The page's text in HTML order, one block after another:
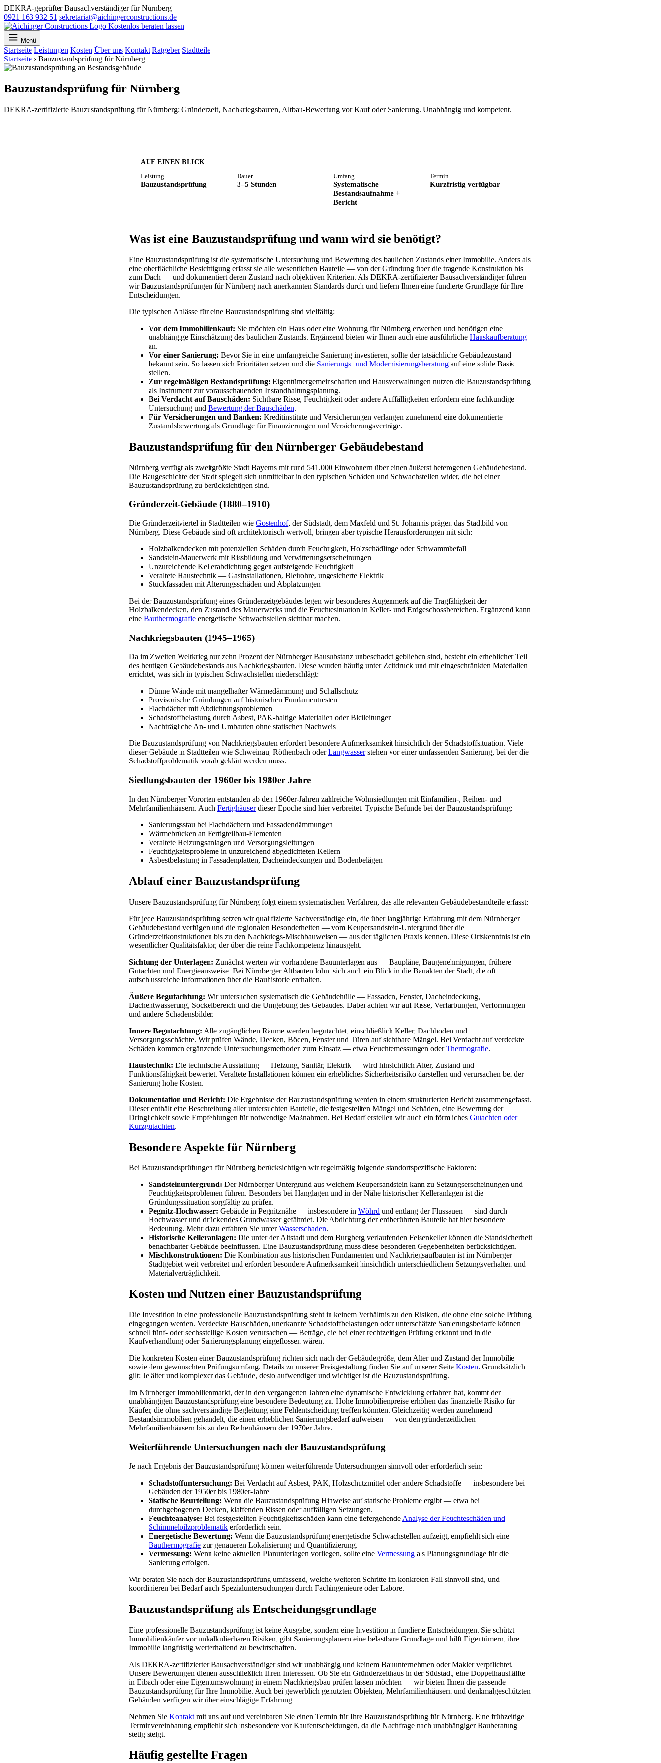
DEKRA-geprüfter Bausachverständiger für Nürnberg
0921 163 932 51 sekretariat@aichingerconstructions.de
Kostenlos beraten lassen
Menü
Startseite Leistungen Kosten Über uns Kontakt Ratgeber Stadtteile
Startseite › Bauzustandsprüfung für Nürnberg
Bauzustandsprüfung für Nürnberg
DEKRA-zertifizierte Bauzustandsprüfung für Nürnberg: Gründerzeit, Nachkriegsbauten, Altbau-Bewertung vor Kauf oder Sanierung. Unabhängig und kompetent.
AUF EINEN BLICK
Leistung
Bauzustandsprüfung
Dauer
3–5 Stunden
Umfang
Systematische
Bestandsaufnahme +
Bericht
Termin
Kurzfristig verfügbar
Was ist eine Bauzustandsprüfung und wann wird sie benötigt?
Eine Bauzustandsprüfung ist die systematische Untersuchung und Bewertung des baulichen Zustands einer Immobilie. Anders als
eine oberflächliche Besichtigung erfasst sie alle wesentlichen Bauteile — von der Gründung über die tragende Konstruktion bis
zum Dach — und dokumentiert deren Zustand nach objektiven Kriterien. Als DEKRA-zertifizierter Bausachverständiger führen
wir Bauzustandsprüfungen für Nürnberg nach anerkannten Standards durch und liefern Ihnen eine fundierte Grundlage für Ihre
Entscheidungen.
Die typischen Anlässe für eine Bauzustandsprüfung sind vielfältig:
Vor dem Immobilienkauf: Sie möchten ein Haus oder eine Wohnung für Nürnberg erwerben und benötigen eine
unabhängige Einschätzung des baulichen Zustands. Ergänzend bieten wir Ihnen auch eine ausführliche Hauskaufberatung
an.
Vor einer Sanierung: Bevor Sie in eine umfangreiche Sanierung investieren, sollte der tatsächliche Gebäudezustand
bekannt sein. So lassen sich Prioritäten setzen und die Sanierungs- und Modernisierungsberatung auf eine solide Basis
stellen.
Zur regelmäßigen Bestandsprüfung: Eigentümergemeinschaften und Hausverwaltungen nutzen die Bauzustandsprüfung
als Instrument zur vorausschauenden Instandhaltungsplanung.
Bei Verdacht auf Bauschäden: Sichtbare Risse, Feuchtigkeit oder andere Auffälligkeiten erfordern eine fachkundige
Untersuchung und Bewertung der Bauschäden.
Für Versicherungen und Banken: Kreditinstitute und Versicherungen verlangen zunehmend eine dokumentierte
Zustandsbewertung als Grundlage für Finanzierungen und Versicherungsverträge.
Bauzustandsprüfung für den Nürnberger Gebäudebestand
Nürnberg verfügt als zweitgrößte Stadt Bayerns mit rund 541.000 Einwohnern über einen äußerst heterogenen Gebäudebestand.
Die Baugeschichte der Stadt spiegelt sich unmittelbar in den typischen Schäden und Schwachstellen wider, die bei einer
Bauzustandsprüfung zu berücksichtigen sind.
Gründerzeit-Gebäude (1880–1910)
Die Gründerzeitviertel in Stadtteilen wie Gostenhof, der Südstadt, dem Maxfeld und St. Johannis prägen das Stadtbild von
Nürnberg. Diese Gebäude sind oft architektonisch wertvoll, bringen aber typische Herausforderungen mit sich:
Holzbalkendecken mit potenziellen Schäden durch Feuchtigkeit, Holzschädlinge oder Schwammbefall
Sandstein-Mauerwerk mit Rissbildung und Verwitterungserscheinungen
Unzureichende Kellerabdichtung gegen aufsteigende Feuchtigkeit
Veraltete Haustechnik — Gasinstallationen, Bleirohre, ungesicherte Elektrik
Stuckfassaden mit Alterungsschäden und Abplatzungen
Bei der Bauzustandsprüfung eines Gründerzeitgebäudes legen wir besonderes Augenmerk auf die Tragfähigkeit der
Holzbalkendecken, den Zustand des Mauerwerks und die Feuchtesituation in Keller- und Erdgeschossbereichen. Ergänzend kann
eine Bauthermografie energetische Schwachstellen sichtbar machen.
Nachkriegsbauten (1945–1965)
Da im Zweiten Weltkrieg nur zehn Prozent der Nürnberger Bausubstanz unbeschadet geblieben sind, besteht ein erheblicher Teil
des heutigen Gebäudebestands aus Nachkriegsbauten. Diese wurden häufig unter Zeitdruck und mit eingeschränkten Materialien
errichtet, was sich in typischen Schwachstellen niederschlägt:
Dünne Wände mit mangelhafter Wärmedämmung und Schallschutz
Provisorische Gründungen auf historischen Fundamentresten
Flachdächer mit Abdichtungsproblemen
Schadstoffbelastung durch Asbest, PAK-haltige Materialien oder Bleileitungen
Nachträgliche An- und Umbauten ohne statischen Nachweis
Die Bauzustandsprüfung von Nachkriegsbauten erfordert besondere Aufmerksamkeit hinsichtlich der Schadstoffsituation. Viele
dieser Gebäude in Stadtteilen wie Schweinau, Röthenbach oderLangwasserstehen vor einer umfassenden Sanierung, bei der die
Schadstoffproblematik vorab geklärt werden muss.
Siedlungsbauten der 1960er bis 1980er Jahre
In den Nürnberger Vororten entstanden ab den 1960er-Jahren zahlreiche Wohnsiedlungen mit Einfamilien-, Reihen- und
Mehrfamilienhäusern. Auch Fertighäuserdieser Epoche sind hier verbreitet. Typische Befunde bei der Bauzustandsprüfung:
Sanierungsstau bei Flachdächern und Fassadendämmungen
Wärmebrücken an Fertigteilbau-Elementen
Veraltete Heizungsanlagen und Versorgungsleitungen
Feuchtigkeitsprobleme in unzureichend abgedichteten Kellern
Asbestbelastung in Fassadenplatten, Dacheindeckungen und Bodenbelägen
Ablauf einer Bauzustandsprüfung
Unsere Bauzustandsprüfung für Nürnberg folgt einem systematischen Verfahren, das alle relevanten Gebäudebestandteile erfasst:
Für jede Bauzustandsprüfung setzen wir qualifizierte Sachverständige ein, die über langjährige Erfahrung mit dem Nürnberger
Gebäudebestand verfügen und die regionalen Besonderheiten — vom Keupersandstein-Untergrund über die
Gründerzeitkonstruktionen bis zu den Nachkriegs-Mischbauweisen — aus der täglichen Praxis kennen. Diese Ortskenntnis ist ein
wesentlicher Qualitätsfaktor, der über die reine Fachkompetenz hinausgeht.
Sichtung der Unterlagen: Zunächst werten wir vorhandene Bauunterlagen aus — Baupläne, Baugenehmigungen, frühere
Gutachten und Energieausweise. Bei Nürnberger Altbauten lohnt sich auch ein Blick in die Bauakten der Stadt, die oft
aufschlussreiche Informationen über die Bauhistorie enthalten.
Äußere Begutachtung: Wir untersuchen systematisch die Gebäudehülle — Fassaden, Fenster, Dacheindeckung,
Dachentwässerung, Sockelbereich und die Umgebung des Gebäudes. Dabei achten wir auf Risse, Verfärbungen, Verformungen
und andere Schadensbilder.
Innere Begutachtung: Alle zugänglichen Räume werden begutachtet, einschließlich Keller, Dachboden und
Versorgungsschächte. Wir prüfen Wände, Decken, Böden, Fenster und Türen auf sichtbare Mängel. Bei Verdacht auf verdeckte
Schäden kommen ergänzende Untersuchungsmethoden zum Einsatz — etwa Feuchtemessungen oderThermografie.
Haustechnik: Die technische Ausstattung — Heizung, Sanitär, Elektrik — wird hinsichtlich Alter, Zustand und
Funktionsfähigkeit bewertet. Veraltete Installationen können ein erhebliches Sicherheitsrisiko darstellen und verursachen bei der
Sanierung hohe Kosten.
Dokumentation und Bericht: Die Ergebnisse der Bauzustandsprüfung werden in einem strukturierten Bericht zusammengefasst.
Dieser enthält eine Beschreibung aller untersuchten Bauteile, die festgestellten Mängel und Schäden, eine Bewertung der
Dringlichkeit sowie Empfehlungen für notwendige Maßnahmen. Bei Bedarf erstellen wir auch ein förmliches Gutachten oder
Kurzgutachten.
Besondere Aspekte für Nürnberg
Bei Bauzustandsprüfungen für Nürnberg berücksichtigen wir regelmäßig folgende standortspezifische Faktoren:
Sandsteinuntergrund: Der Nürnberger Untergrund aus weichem Keupersandstein kann zu Setzungserscheinungen und
Feuchtigkeitsproblemen führen. Besonders bei Hanglagen und in der Nähe historischer Kelleranlagen ist die
Gründungssituation sorgfältig zu prüfen.
Pegnitz-Hochwasser: Gebäude in Pegnitznähe — insbesondere in Wöhrd und entlang der Flussauen — sind durch
Hochwasser und drückendes Grundwasser gefährdet. Die Abdichtung der erdberührten Bauteile hat hier besondere
Bedeutung. Mehr dazu erfahren Sie unterWasserschaden.
Historische Kelleranlagen: Die unter der Altstadt und dem Burgberg verlaufenden Felsenkeller können die Standsicherheit
benachbarter Gebäude beeinflussen. Eine Bauzustandsprüfung muss diese besonderen Gegebenheiten berücksichtigen.
Mischkonstruktionen: Die Kombination aus historischen Fundamenten und Nachkriegsaufbauten ist im Nürnberger
Stadtgebiet weit verbreitet und erfordert besondere Aufmerksamkeit hinsichtlich unterschiedlichem Setzungsverhalten und
Materialverträglichkeit.
Kosten und Nutzen einer Bauzustandsprüfung
Die Investition in eine professionelle Bauzustandsprüfung steht in keinem Verhältnis zu den Risiken, die ohne eine solche Prüfung
eingegangen werden. Verdeckte Bauschäden, unerkannte Schadstoffbelastungen oder unterschätzte Sanierungsbedarfe können
schnell fünf- oder sechsstellige Kosten verursachen — Beträge, die bei einer rechtzeitigen Prüfung erkannt und in die
Kaufverhandlung oder Sanierungsplanung eingeflossen wären.
Die konkreten Kosten einer Bauzustandsprüfung richten sich nach der Gebäudegröße, dem Alter und Zustand der Immobilie
sowie dem gewünschten Prüfungsumfang. Details zu unserer Preisgestaltung finden Sie auf unserer Seite Kosten. Grundsätzlich
gilt: Je älter und komplexer das Gebäude, desto aufwendiger und wichtiger ist die Bauzustandsprüfung.
Im Nürnberger Immobilienmarkt, der in den vergangenen Jahren eine dynamische Entwicklung erfahren hat, kommt der
unabhängigen Bauzustandsprüfung eine besondere Bedeutung zu. Hohe Immobilienpreise erhöhen das finanzielle Risiko für
Käufer, die ohne sachverständige Begleitung eine Fehlentscheidung treffen könnten. Gleichzeitig werden zunehmend
Bestandsimmobilien gehandelt, die einen erheblichen Sanierungsbedarf aufweisen — von den gründerzeitlichen
Mehrfamilienhäusern bis zu den Reihenhäusern der 1970er-Jahre.
Weiterführende Untersuchungen nach der Bauzustandsprüfung
Je nach Ergebnis der Bauzustandsprüfung können weiterführende Untersuchungen sinnvoll oder erforderlich sein:
Schadstoffuntersuchung: Bei Verdacht auf Asbest, PAK, Holzschutzmittel oder andere Schadstoffe — insbesondere bei
Gebäuden der 1950er bis 1980er-Jahre.
Statische Beurteilung: Wenn die Bauzustandsprüfung Hinweise auf statische Probleme ergibt — etwa bei
durchgebogenen Decken, klaffenden Rissen oder auffälligen Setzungen.
Feuchteanalyse: Bei festgestellten Feuchtigkeitsschäden kann eine tiefergehende Analyse der Feuchteschäden und
Schimmelpilzproblematik erforderlich sein.
Energetische Bewertung: Wenn die Bauzustandsprüfung energetische Schwachstellen aufzeigt, empfiehlt sich eine
Bauthermografie zur genaueren Lokalisierung und Quantifizierung.
Vermessung: Wenn keine aktuellen Planunterlagen vorliegen, sollte eine Vermessung als Planungsgrundlage für die
Sanierung erfolgen.
Wir beraten Sie nach der Bauzustandsprüfung umfassend, welche weiteren Schritte im konkreten Fall sinnvoll sind, und
koordinieren bei Bedarf auch Spezialuntersuchungen durch Fachingenieure oder Labore.
Bauzustandsprüfung als Entscheidungsgrundlage
Eine professionelle Bauzustandsprüfung ist keine Ausgabe, sondern eine Investition in fundierte Entscheidungen. Sie schützt
Immobilienkäufer vor unkalkulierbaren Risiken, gibt Sanierungsplanern eine belastbare Grundlage und hilft Eigentümern, ihre
Immobilie langfristig werterhaltend zu bewirtschaften.
Als DEKRA-zertifizierter Bausachverständiger sind wir unabhängig und keinem Bauunternehmen oder Makler verpflichtet.
Unsere Bewertungen dienen ausschließlich Ihren Interessen. Ob Sie ein Gründerzeithaus in der Südstadt, eine Doppelhaushälfte
in Eibach oder eine Eigentumswohnung in einem Nachkriegsbau prüfen lassen möchten — wir bieten Ihnen die passende
Bauzustandsprüfung für Ihre Immobilie. Auch bei gewerblich genutzten Objekten, Mehrfamilienhäusern und denkmalgeschützten
Gebäuden verfügen wir über einschlägige Erfahrung.
Nehmen Sie Kontakt mit uns auf und vereinbaren Sie einen Termin für Ihre Bauzustandsprüfung für Nürnberg. Eine frühzeitige
Terminvereinbarung empfiehlt sich insbesondere vor Kaufentscheidungen, da die Nachfrage nach unabhängiger Bauberatung
stetig steigt.
Häufig gestellte Fragen